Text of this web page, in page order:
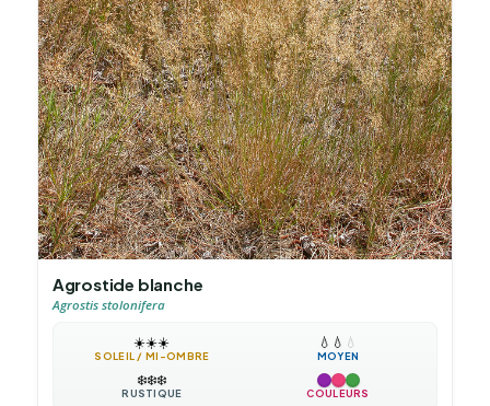
Agrostide blanche
Agrostis stolonifera
☀️☀️☀️
SOLEIL / MI-OMBRE
💧 💧 💧
MOYEN
❄️❄️❄️
RUSTIQUE COULEURS